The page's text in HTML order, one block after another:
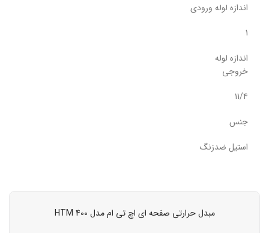
اندازه لوله ورودی
1
اندازه لوله
خروجی
11/4
جنس
استیل ضدزنگ
مبدل حرارتی صفحه ای اچ تی ام مدل HTM 400